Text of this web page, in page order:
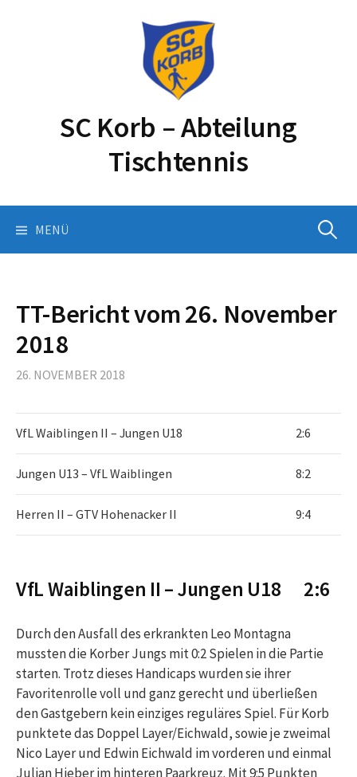
SC Korb – Abteilung
Tischtennis
MENÜ Suchen
TT-Bericht vom 26. November
2018
26. NOVEMBER 2018
VfL Waiblingen II – Jungen U18 2:6
Jungen U13 – VfL Waiblingen 8:2
Herren II – GTV Hohenacker II 9:4
VfL Waiblingen II – Jungen U18 2:6
Durch den Ausfall des erkrankten Leo Montagna
mussten die Korber Jungs mit 0:2 Spielen in die Partie
starten. Trotz dieses Handicaps wurden sie ihrer
Favoritenrolle voll und ganz gerecht und überließen
den Gastgebern kein einziges reguläres Spiel. Für Korb
punktete das Doppel Layer/Eichwald, sowie je zweimal
Nico Layer und Edwin Eichwald im vorderen und einmal
Julian Hieber im hinteren Paarkreuz. Mit 9:5 Punkten